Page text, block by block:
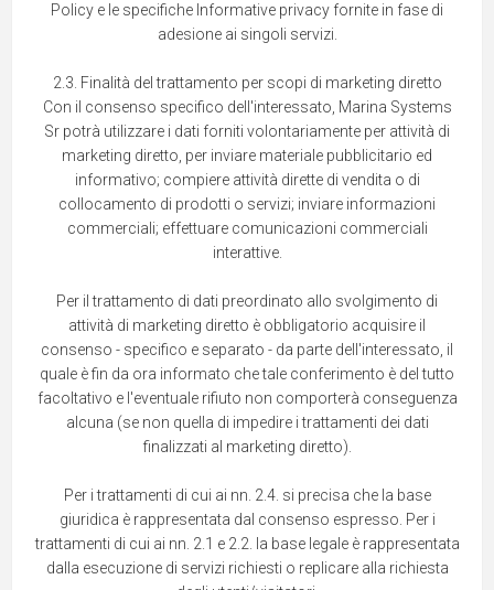
Policy e le specifiche Informative privacy fornite in fase di
adesione ai singoli servizi.
2.3. Finalità del trattamento per scopi di marketing diretto
Con il consenso specifico dell'interessato, Marina Systems
Sr potrà utilizzare i dati forniti volontariamente per attività di
marketing diretto, per inviare materiale pubblicitario ed
informativo; compiere attività dirette di vendita o di
collocamento di prodotti o servizi; inviare informazioni
commerciali; effettuare comunicazioni commerciali
interattive.
Per il trattamento di dati preordinato allo svolgimento di
attività di marketing diretto è obbligatorio acquisire il
consenso - specifico e separato - da parte dell'interessato, il
quale è fin da ora informato che tale conferimento è del tutto
facoltativo e l'eventuale rifiuto non comporterà conseguenza
alcuna (se non quella di impedire i trattamenti dei dati
finalizzati al marketing diretto).
Per i trattamenti di cui ai nn. 2.4. si precisa che la base
giuridica è rappresentata dal consenso espresso. Per i
trattamenti di cui ai nn. 2.1 e 2.2. la base legale è rappresentata
dalla esecuzione di servizi richiesti o replicare alla richiesta